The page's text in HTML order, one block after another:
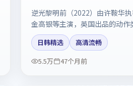
逆光黎明前（2022）由许鞍华执
金高银等主演，英国出品的动
熟，具备院线质感。剧情简介与
考，上映日期以片方资料为准。
日韩精选
高清流畅
5.5万
47个月前